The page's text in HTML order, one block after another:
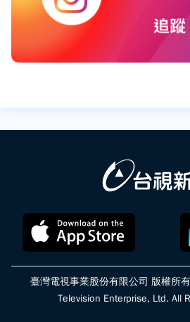
臺灣電視事業股份有限公司 版權所
Television Enterprise, Ltd. All